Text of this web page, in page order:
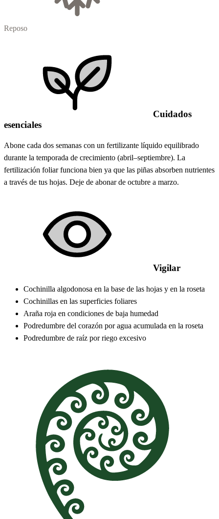
Reposo
Cuidados
esenciales
Abone cada dos semanas con un fertilizante líquido equilibrado
durante la temporada de crecimiento (abril–septiembre). La
fertilización foliar funciona bien ya que las piñas absorben nutrientes
a través de tus hojas. Deje de abonar de octubre a marzo.
Vigilar
Cochinilla algodonosa en la base de las hojas y en la roseta
Cochinillas en las superficies foliares
Araña roja en condiciones de baja humedad
Podredumbre del corazón por agua acumulada en la roseta
Podredumbre de raíz por riego excesivo